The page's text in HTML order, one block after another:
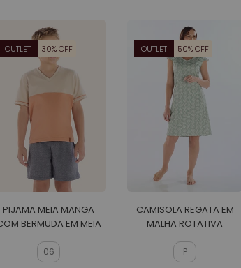
OUTLET 30% OFF
PIJAMA MEIA MANGA
BERMUDA EM MEIA
06
OUTLET 50% OFF
CAMISOLA REGATA EM
MALHA ROTATIVA
P